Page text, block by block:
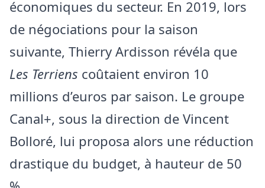
économiques du secteur. En 2019, lors
de négociations pour la saison
suivante, Thierry Ardisson révéla que
Les Terriens coûtaient environ 10
millions d’euros par saison. Le groupe
Canal+, sous la direction de Vincent
Bolloré, lui proposa alors une réduction
drastique du budget, à hauteur de 50